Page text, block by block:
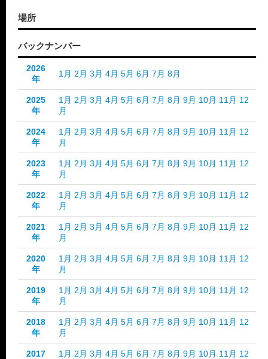
場所
バックナンバー
2026
年
1月 2月 3月 4月 5月 6月 7月 8月
2025
年
1月 2月 3月 4月 5月 6月 7月 8月 9月 10月 11月 12
月
2024
年
1月 2月 3月 4月 5月 6月 7月 8月 9月 10月 11月 12
月
2023
年
1月 2月 3月 4月 5月 6月 7月 8月 9月 10月 11月 12
月
2022
年
1月 2月 3月 4月 5月 6月 7月 8月 9月 10月 11月 12
月
2021
年
1月 2月 3月 4月 5月 6月 7月 8月 9月 10月 11月 12
月
2020
年
1月 2月 3月 4月 5月 6月 7月 8月 9月 10月 11月 12
月
2019
年
1月 2月 3月 4月 5月 6月 7月 8月 9月 10月 11月 12
月
2018
年
1月 2月 3月 4月 5月 6月 7月 8月 9月 10月 11月 12
月
2017
1月 2月 3月 4月 5月 6月 7月 8月 9月 10月 11月 12